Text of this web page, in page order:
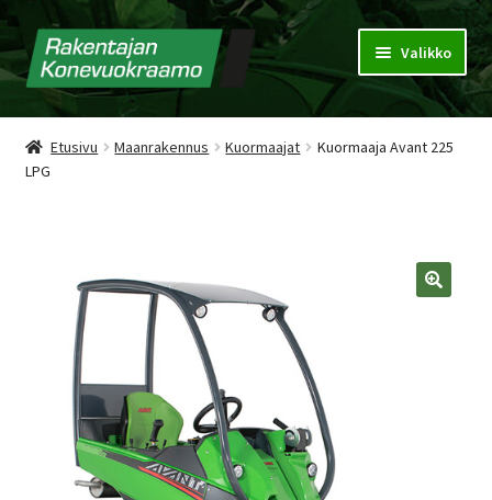
Valikko
Konevuokraamo
Vuokrausehdot
Tarjouspyyntökori
Yhteystiedot
Etusivu Maanrakennus Kuormaajat
Kuormaaja Avant 225
LPG